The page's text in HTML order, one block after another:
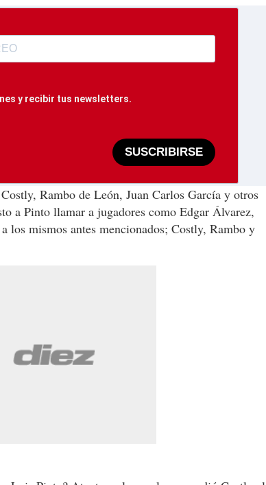
y recibir tus newsletters.
SUSCRIBIRSE
Rambo de León, Juan Carlos García y otros
a Pinto llamar a jugadores como Edgar Álvarez,
los mismos antes mencionados; Costly, Rambo y